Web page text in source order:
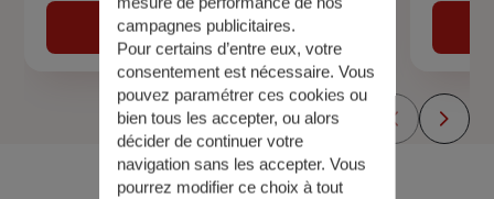
Découvrir
campagnes publicitaires.
Pour certains d’entre eux, votre
consentement est nécessaire. Vous
pouvez paramétrer ces cookies ou
bien tous les accepter, ou alors
décider de continuer votre
navigation sans les accepter. Vous
pourrez modifier ce choix à tout